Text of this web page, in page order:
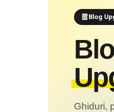
Blog
Ghiduri,